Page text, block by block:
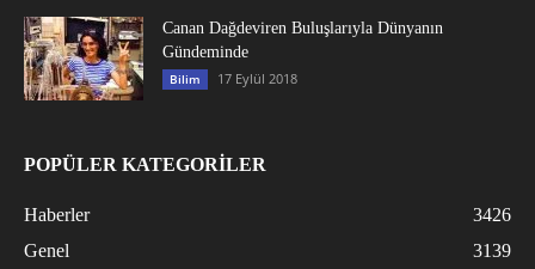
Canan Dağdeviren Buluşlarıyla Dünyanın
Gündeminde
Bilim 17 Eylül 2018
POPÜLER KATEGORİLER
Haberler
3426
Genel
3139